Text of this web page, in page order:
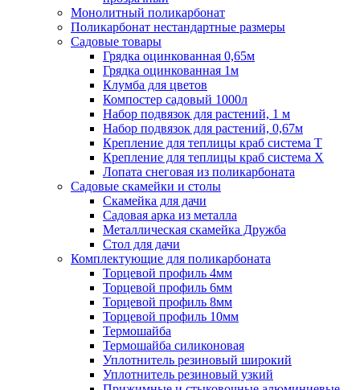
Монолитный поликарбонат
Поликарбонат нестандартные размеры
Садовые товары
Грядка оцинкованная 0,65м
Грядка оцинкованная 1м
Клумба для цветов
Компостер садовый 1000л
Набор подвязок для растений, 1 м
Набор подвязок для растений, 0,67м
Крепление для теплицы краб система Т
Крепление для теплицы краб система Х
Лопата снеговая из поликарбоната
Садовые скамейки и столы
Скамейка для дачи
Садовая арка из металла
Металлическая скамейка Дружба
Стол для дачи
Комплектующие для поликарбоната
Торцевой профиль 4мм
Торцевой профиль 6мм
Торцевой профиль 8мм
Торцевой профиль 10мм
Термошайба
Термошайба силиконовая
Уплотнитель резиновый широкий
Уплотнитель резиновый узкий